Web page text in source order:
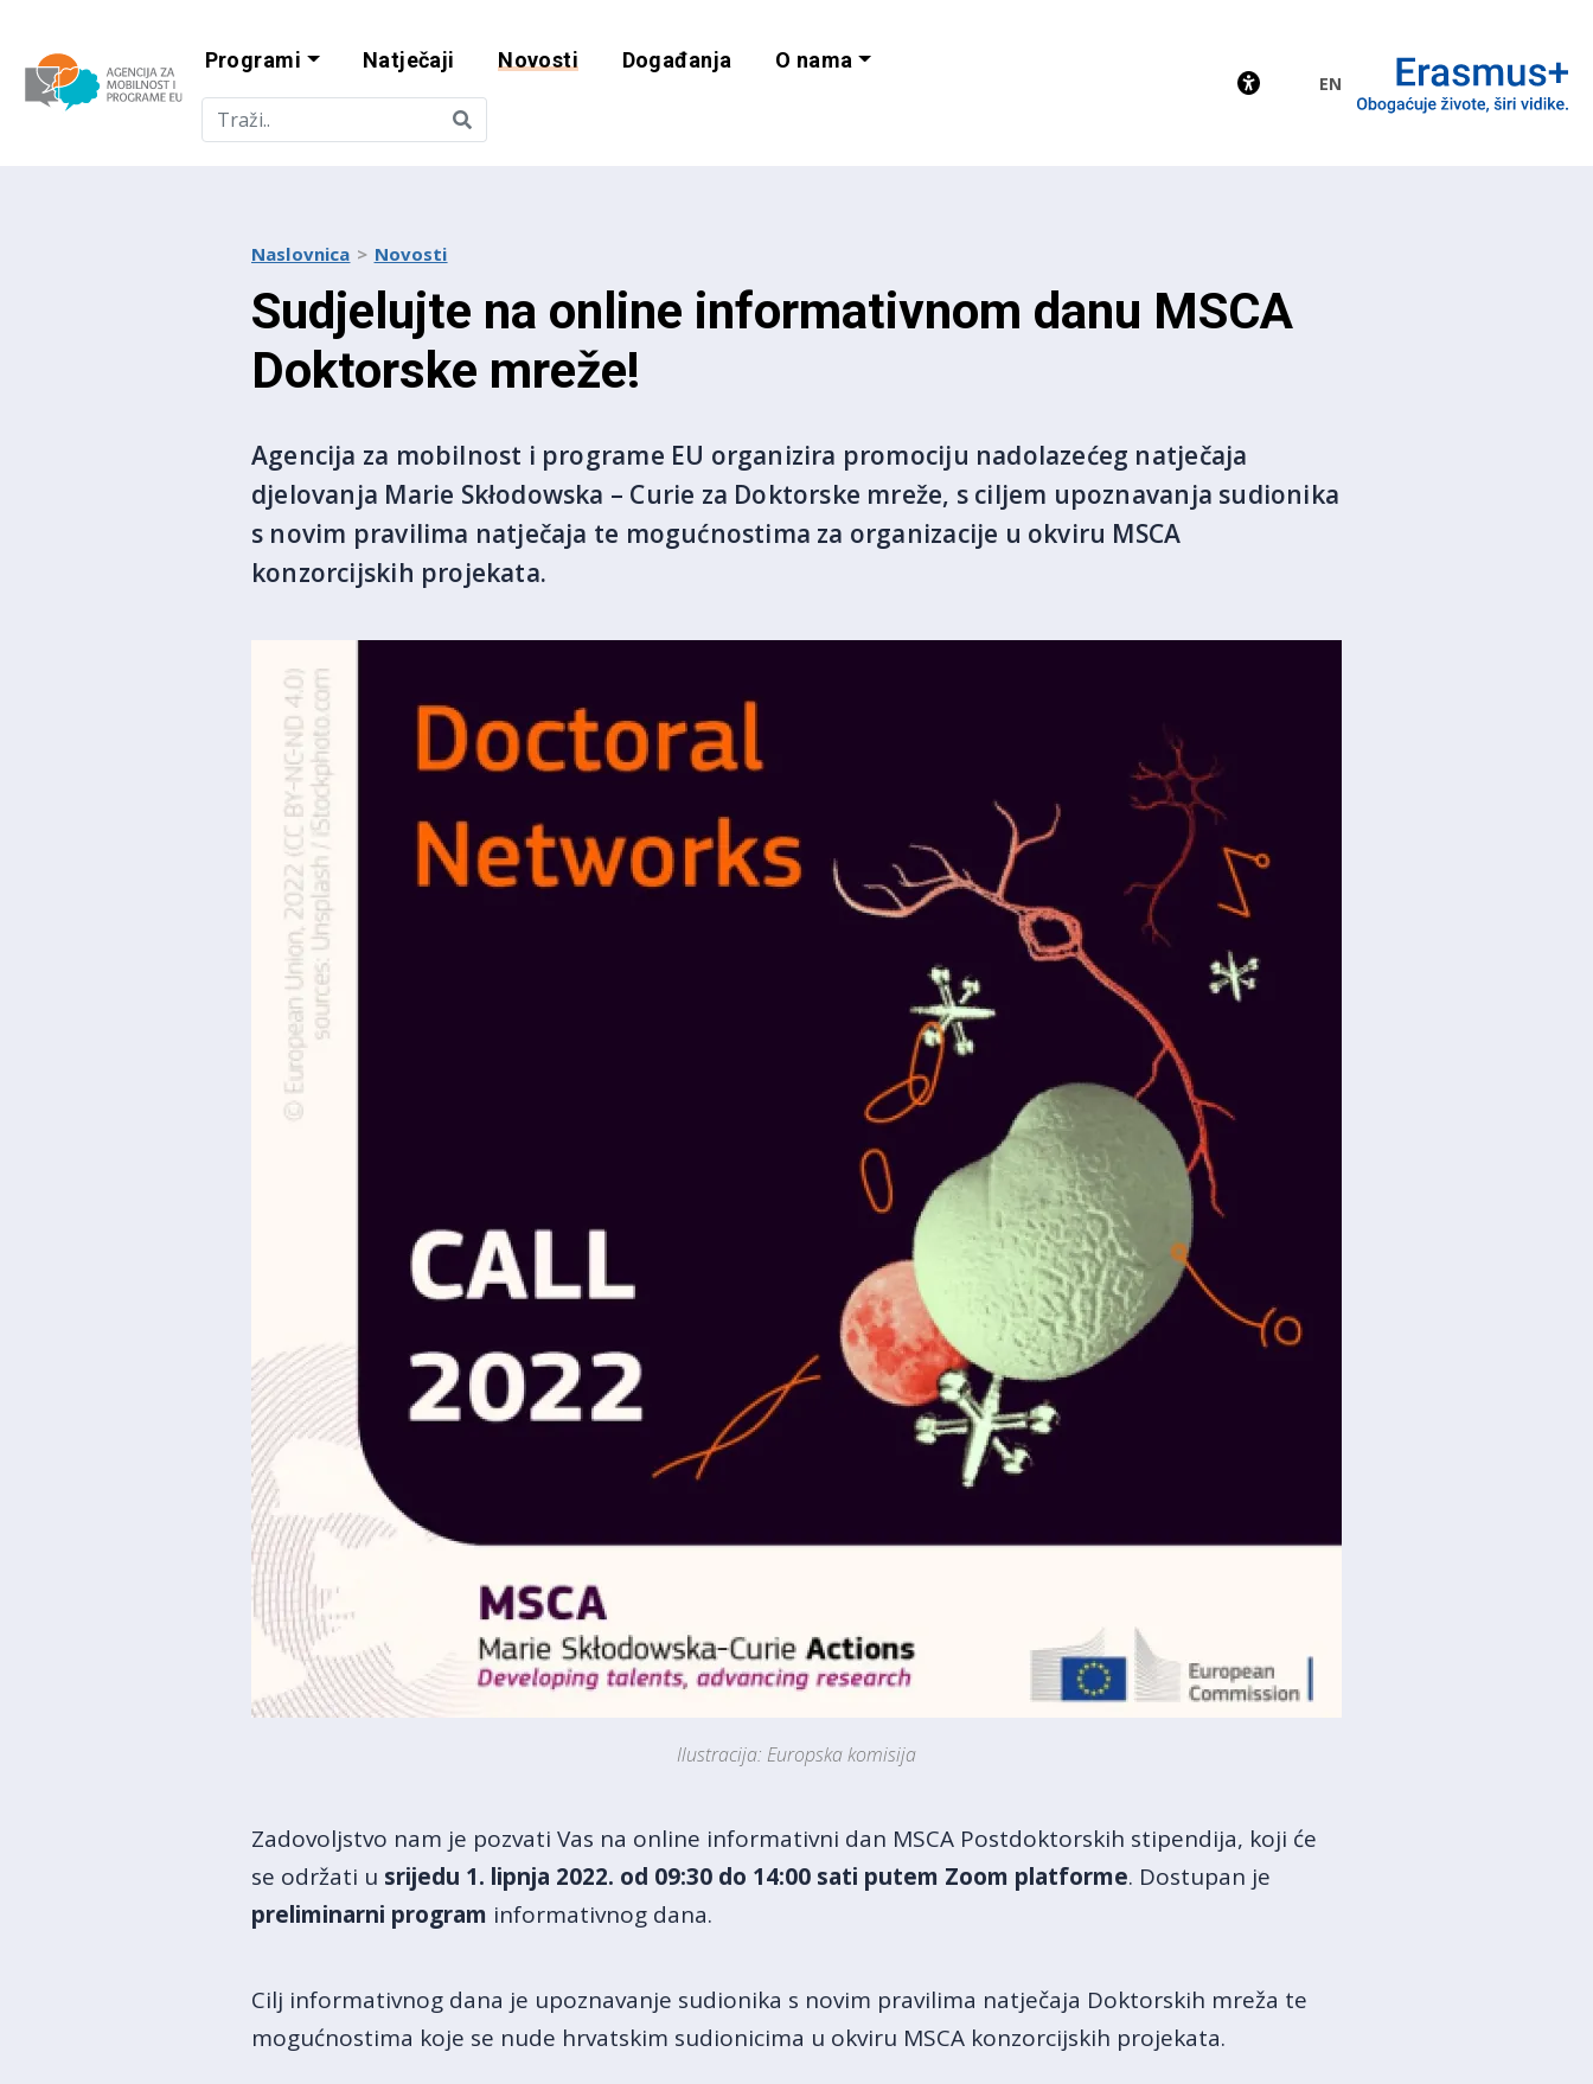
Agencija za mobilnost i programe EU
Programi Natječaji Novosti Događanja O nama
EN
Naslovnica Novosti
Sudjelujte na online informativnom danu MSCA
Doktorske mreže!
Agencija za mobilnost i programe EU organizira promociju nadolazećeg natječaja
djelovanja Marie Skłodowska – Curie za Doktorske mreže, s ciljem upoznavanja sudionika
s novim pravilima natječaja te mogućnostima za organizacije u okviru MSCA
konzorcijskih projekata.
Ilustracija: Europska komisija
Zadovoljstvo nam je pozvati Vas na online informativni dan MSCA Postdoktorskih stipendija, koji će
se održati u srijedu 1. lipnja 2022. od 09:30 do 14:00 sati putem Zoom platforme. Dostupan je
preliminarni program informativnog dana.
Cilj informativnog dana je upoznavanje sudionika s novim pravilima natječaja Doktorskih mreža te
mogućnostima koje se nude hrvatskim sudionicima u okviru MSCA konzorcijskih projekata.